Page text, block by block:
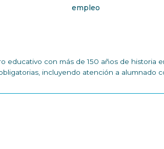
empleo
educativo con más de 150 años de historia
incluyendo atención a alumnado